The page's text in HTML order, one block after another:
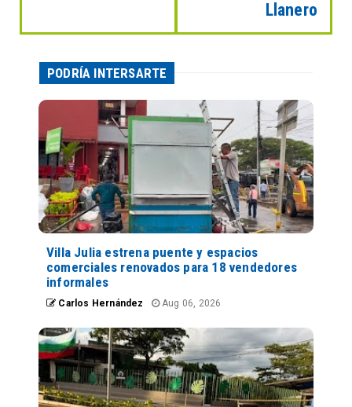
Llanero
PODRÍA INTERSARTE
Villa Julia estrena puente y espacios
comerciales renovados para 18 vendedores
informales
Carlos Hernández Aug 06, 2026